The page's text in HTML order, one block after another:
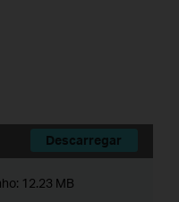
Descarregar
12.23 MB